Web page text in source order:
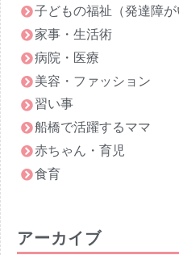
子どもの福祉（発達障が
家事・生活術
病院・医療
美容・ファッション
習い事
船橋で活躍するママ
赤ちゃん・育児
食育
アーカイブ